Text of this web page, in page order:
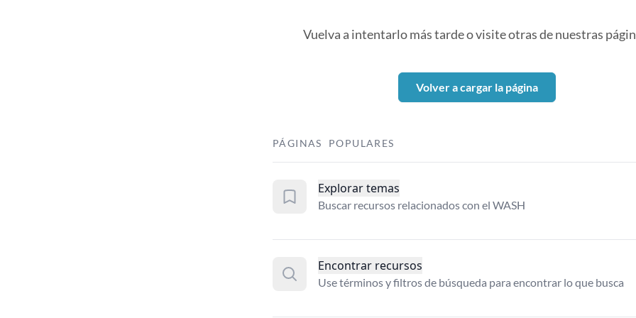
Vuelva a intentarlo más tarde o visite otras de nuestras
Volver a cargar la página
PÁGINAS POPULARES
Explorar temas
Buscar recursos relacionados con el WASH
Encontrar recursos
Use términos y filtros de búsqueda para encontrar lo que busca